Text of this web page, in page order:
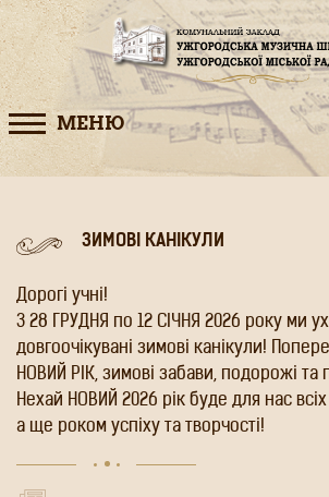
МЕНЮ
ЗИМОВІ КАНІКУЛИ
Дорогі учні!
З 28 ГРУДНЯ по 12 СІЧНЯ 2026 року ми
довгоочікувані зимові канікули!
НОВИЙ РІК, зимові забави, подорожі та
Нехай НОВИЙ 2026 рік буде для нас
а ще роком успіху та творчості!